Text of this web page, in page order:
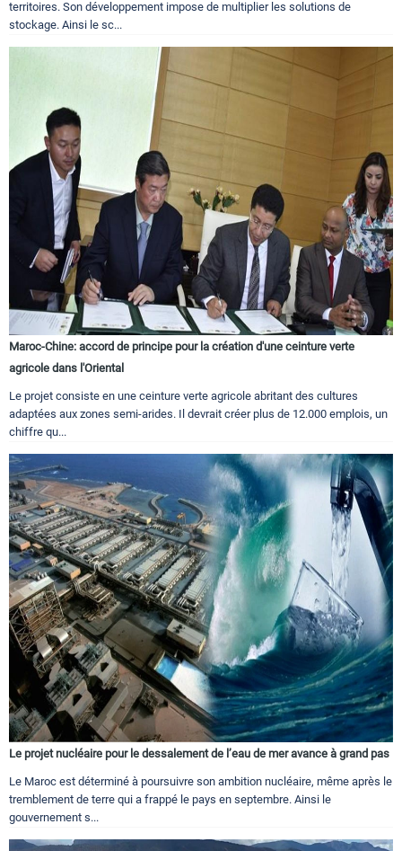
territoires. Son développement impose de multiplier les solutions de
stockage. Ainsi le sc...
Maroc-Chine: accord de principe pour la création d'une ceinture verte
agricole dans l'Oriental
Le projet consiste en une ceinture verte agricole abritant des cultures
adaptées aux zones semi-arides. Il devrait créer plus de 12.000 emplois, un
chiffre qu...
Le projet nucléaire pour le dessalement de l’eau de mer avance à grand pas
Le Maroc est déterminé à poursuivre son ambition nucléaire, même après le
tremblement de terre qui a frappé le pays en septembre. Ainsi le
gouvernement s...